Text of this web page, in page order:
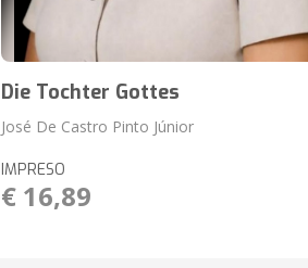
Die Tochter Gottes
José De Castro Pinto Júnior
IMPRESO
€ 16,89